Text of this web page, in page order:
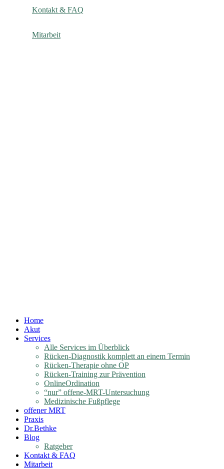
Kontakt & FAQ
Mitarbeit
Home
Akut
Services
Alle Services im Überblick
Rücken-Diagnostik komplett an einem Termin
Rücken-Therapie ohne OP
Rücken-Training zur Prävention
OnlineOrdination
“nur” offene-MRT-Untersuchung
Medizinische Fußpflege
offener MRT
Praxis
Dr.Bethke
Blog
Ratgeber
Kontakt & FAQ
Mitarbeit